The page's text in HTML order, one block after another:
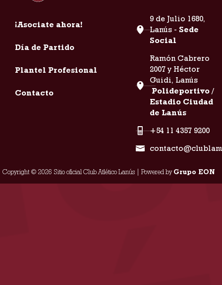
¡Asociate ahora!
Día de Partido
Plantel Profesional
Contacto
9 de Julio 1680,
Lanús - Sede
Social
Ramón Cabrero
2007 y Héctor
Guidi, Lanús
Polideportivo /
Estadio Ciudad
de Lanús
+54 11 4357 9200
Copyright © 2026 Sitio oficial Club Atlético Lanús | Powered byGrupo EON